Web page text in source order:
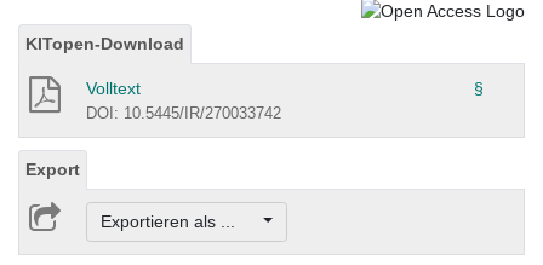
KITopen-Download
Volltext §
DOI: 10.5445/IR/270033742
Export
Exportieren als ...